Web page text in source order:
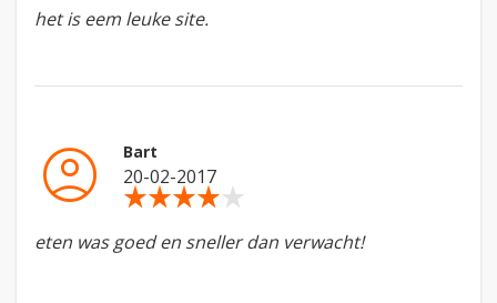
het is eem leuke site.
account_circle Bart
20-02-2017
star_ratestar_ratestar_ratestar_ratestar_rate
eten was goed en sneller dan verwacht!